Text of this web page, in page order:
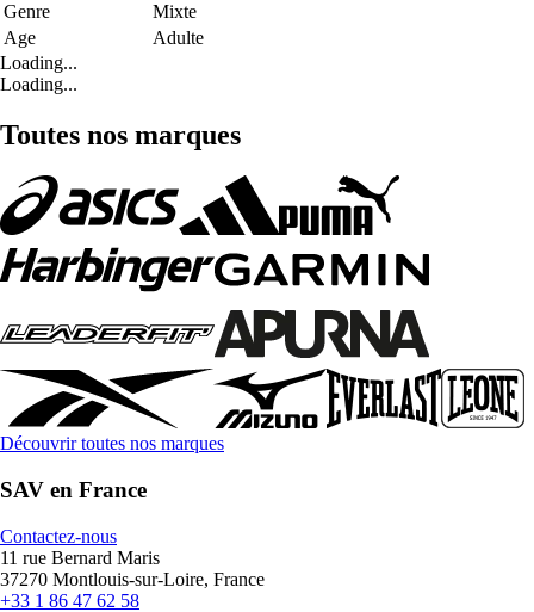
Genre
Mixte
Age
Adulte
Loading...
Loading...
Toutes nos marques
Découvrir toutes nos marques
SAV en France
Contactez-nous
11 rue Bernard Maris
37270 Montlouis-sur-Loire, France
+33 1 86 47 62 58